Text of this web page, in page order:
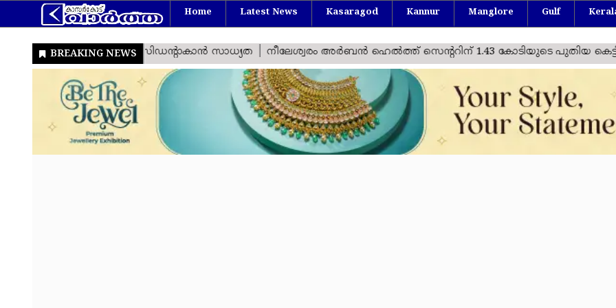
Home Latest News Kasaragod Kannur Manglore Gulf